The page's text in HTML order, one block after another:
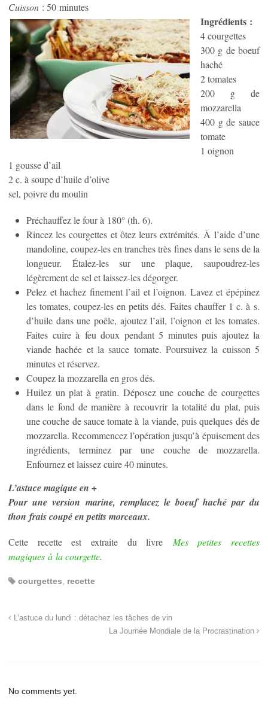
Cuisson : 50 minutes
Ingrédients :
4 courgettes
300 g de boeuf
haché
2 tomates
200 g de
mozzarella
400 g de sauce
tomate
1 oignon
1 gousse d’ail
2 c. à soupe d’huile d’olive
sel, poivre du moulin
Préchauffez le four à 180° (th. 6).
Rincez les courgettes et ôtez leurs extrémités. À l’aide d’une
mandoline, coupez-les en tranches très fines dans le sens de la
longueur. Étalez-les sur une plaque, saupoudrez-les
légèrement de sel et laissez-les dégorger.
Pelez et hachez finement l’ail et l’oignon. Lavez et épépinez
les tomates, coupez-les en petits dés. Faites chauffer 1 c. à s.
d’huile dans une poêle, ajoutez l’ail, l’oignon et les tomates.
Faites cuire à feu doux pendant 5 minutes puis ajoutez la
viande hachée et la sauce tomate. Poursuivez la cuisson 5
minutes et réservez.
Coupez la mozzarella en gros dés.
Huilez un plat à gratin. Déposez une couche de courgettes
dans le fond de manière à recouvrir la totalité du plat, puis
une couche de sauce tomate à la viande, puis quelques dés de
mozzarella. Recommencez l’opération jusqu’à épuisement des
ingrédients, terminez par une couche de mozzarella.
Enfournez et laissez cuire 40 minutes.
L’astuce magique en +
Pour une version marine, remplacez le boeuf haché par du
thon frais coupé en petits morceaux.
Cette recette est extraite du livre Mes petites recettes
magiques à la courgette.
courgettes recette
L’astuce du lundi : détachez les tâches de vin
La Journée Mondiale de la Procrastination
No comments yet.